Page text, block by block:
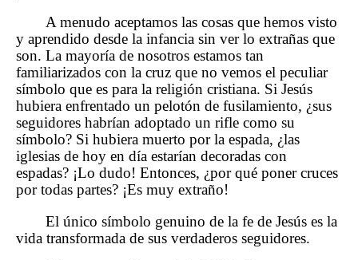
A menudo aceptamos las cosas que hemos visto
y aprendido desde la infancia sin ver lo extrañas que
son. La mayoría de nosotros estamos tan
familiarizados con la cruz que no vemos el peculiar
símbolo que es para la religión cristiana. Si Jesús
hubiera enfrentado un pelotón de fusilamiento, ¿sus
seguidores habrían adoptado un rifle como su
símbolo? Si hubiera muerto por la espada, ¿las
iglesias de hoy en día estarían decoradas con
espadas? ¡Lo dudo! Entonces, ¿por qué poner cruces
por todas partes? ¡Es muy extraño!
El único símbolo genuino de la fe de Jesús es la
vida transformada de sus verdaderos seguidores.